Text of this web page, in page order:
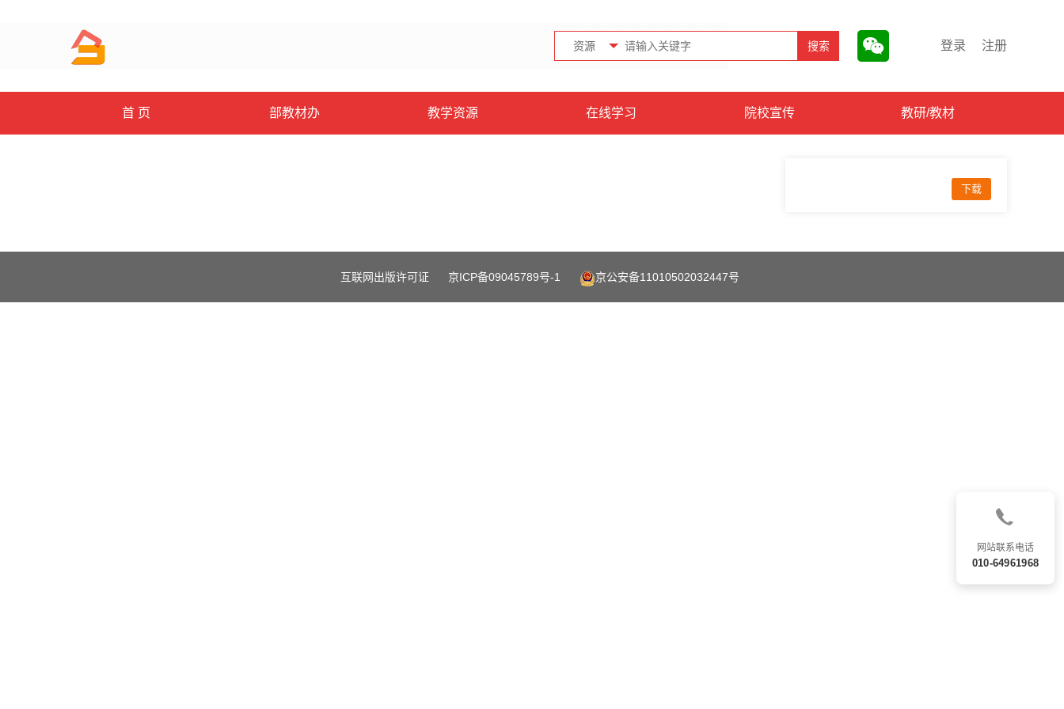
登录 注册
资源
首 页 部教材办 教学资源 在线学习 院校宣传 教研/教材
下载
互联网出版许可证 京ICP备09045789号-1 京公安备11010502032447号
网站联系电话
010-64961968